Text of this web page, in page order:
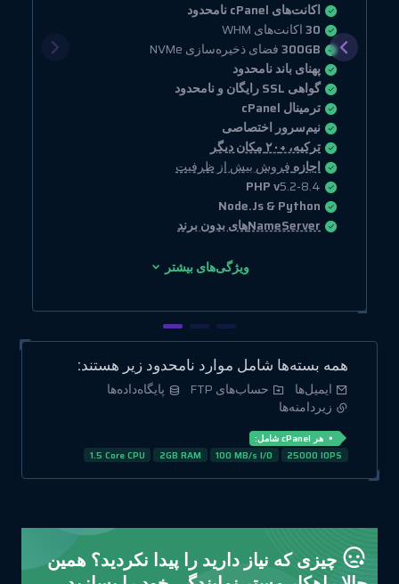
اکانت‌های cPanel نامحدود
30اکانت‌های WHM
300GBفضای ذخیره‌سازی NVMe
پهنای باند نامحدود
گواهی SSL رایگان و نامحدود
ترمینال cPanel
نیم‌سرور اختصاصی
ترکیه، +۲۰ مکان دیگر
اجازهفروش بیش از ظرفیت
PHP v5.2-8.4
Node.Js & Python
NameServerهای بدون برند
ویژگی‌های بیشتر
همه بسته‌ها شامل موارد نامحدود زیر هستند:
ایمیل‌ها حساب‌های FTP
پایگاه‌داده‌ها
زیردامنه‌ها
هر cPanel شامل:
1.5 Core CPU
2GB RAM 100 MB/s I/O 25000 IOPS
چیزی که نیاز دارید را پیدا نکردید؟ همین